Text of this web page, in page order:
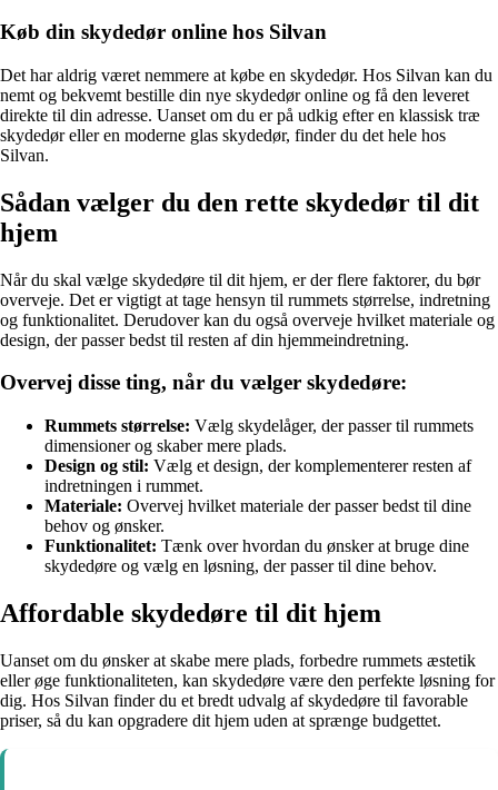
Køb din skydedør online hos Silvan
Det har aldrig været nemmere at købe en skydedør. Hos Silvan kan du
nemt og bekvemt bestille din nye skydedør online og få den leveret
direkte til din adresse. Uanset om du er på udkig efter en klassisk træ
skydedør eller en moderne glas skydedør, finder du det hele hos
Silvan.
Sådan vælger du den rette skydedør til dit
hjem
Når du skal vælge skydedøre til dit hjem, er der flere faktorer, du bør
overveje. Det er vigtigt at tage hensyn til rummets størrelse, indretning
og funktionalitet. Derudover kan du også overveje hvilket materiale og
design, der passer bedst til resten af din hjemmeindretning.
Overvej disse ting, når du vælger skydedøre:
Rummets størrelse: Vælg skydelåger, der passer til rummets
dimensioner og skaber mere plads.
Design og stil: Vælg et design, der komplementerer resten af
indretningen i rummet.
Materiale: Overvej hvilket materiale der passer bedst til dine
behov og ønsker.
Funktionalitet: Tænk over hvordan du ønsker at bruge dine
skydedøre og vælg en løsning, der passer til dine behov.
Affordable skydedøre til dit hjem
Uanset om du ønsker at skabe mere plads, forbedre rummets æstetik
eller øge funktionaliteten, kan skydedøre være den perfekte løsning for
dig. Hos Silvan finder du et bredt udvalg af skydedøre til favorable
priser, så du kan opgradere dit hjem uden at sprænge budgettet.